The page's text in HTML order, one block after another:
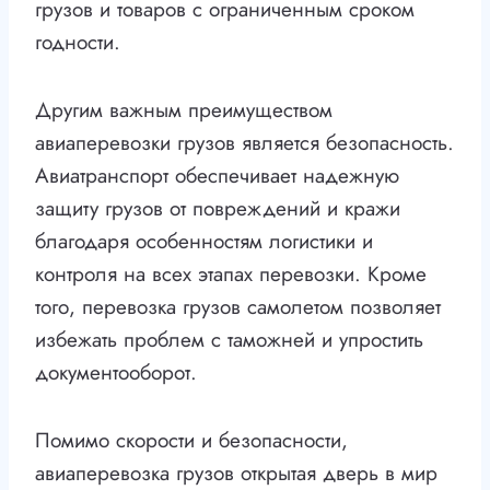
грузов и товаров с ограниченным сроком
годности.
Другим важным преимуществом
авиаперевозки грузов является безопасность.
Авиатранспорт обеспечивает надежную
защиту грузов от повреждений и кражи
благодаря особенностям логистики и
контроля на всех этапах перевозки. Кроме
того, перевозка грузов самолетом позволяет
избежать проблем с таможней и упростить
документооборот.
Помимо скорости и безопасности,
авиаперевозка грузов открытая дверь в мир